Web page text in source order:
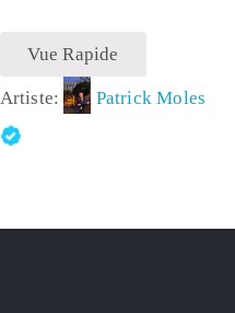
Vue Rapide
Artiste: Patrick Moles